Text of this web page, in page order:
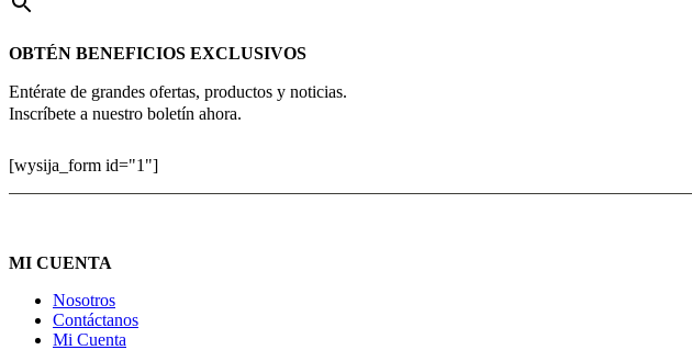
OBTÉN BENEFICIOS EXCLUSIVOS
Entérate de grandes ofertas, productos y noticias.
Inscríbete a nuestro boletín ahora.
[wysija_form id="1"]
MI CUENTA
Nosotros
Contáctanos
Mi Cuenta